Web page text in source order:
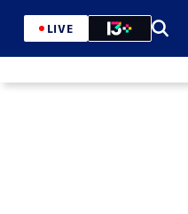
LIVE